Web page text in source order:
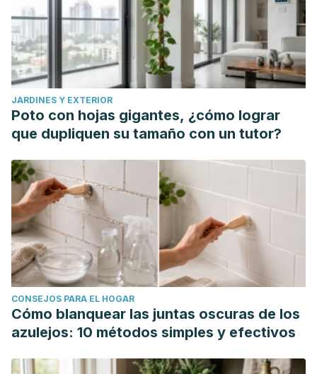
JARDINES Y EXTERIOR
Poto con hojas gigantes, ¿cómo lograr
que dupliquen su tamaño con un tutor?
CONSEJOS PARA EL HOGAR
Cómo blanquear las juntas oscuras de los
azulejos: 10 métodos simples y efectivos